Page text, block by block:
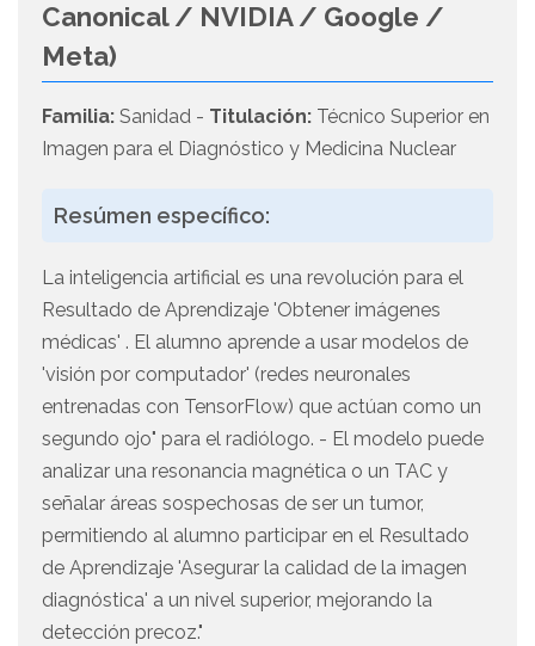
Canonical / NVIDIA / Google /
Meta)
Familia: Sanidad - Titulación: Técnico Superior en
Imagen para el Diagnóstico y Medicina Nuclear
Resúmen específico:
La inteligencia artificial es una revolución para el
Resultado de Aprendizaje 'Obtener imágenes
médicas' . El alumno aprende a usar modelos de
'visión por computador' (redes neuronales
entrenadas con TensorFlow) que actúan como un
segundo ojo" para el radiólogo. - El modelo puede
analizar una resonancia magnética o un TAC y
señalar áreas sospechosas de ser un tumor,
permitiendo al alumno participar en el Resultado
de Aprendizaje 'Asegurar la calidad de la imagen
diagnóstica' a un nivel superior, mejorando la
detección precoz."